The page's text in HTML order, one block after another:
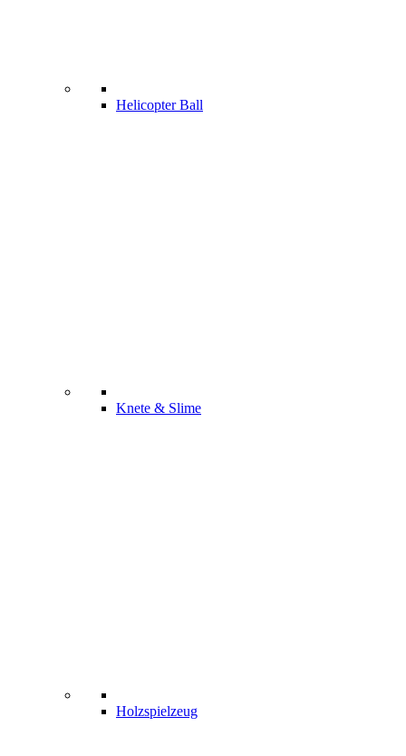
Helicopter Ball
Knete & Slime
Holzspielzeug